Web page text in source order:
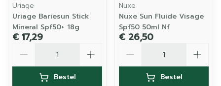
Uriage
Uriage Bariesun Stick
Mineral Spf50+ 18g
€ 17,29
Bestel
Nuxe
Nuxe Sun Fluide Visage
Spf50 50ml Nf
€ 26,50
Bestel